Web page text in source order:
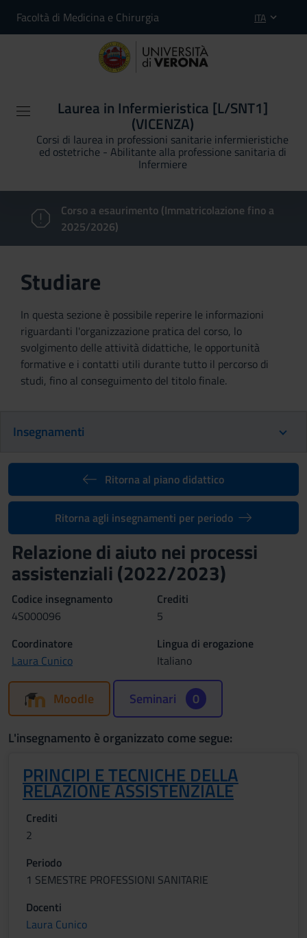
Facoltà di Medicina e Chirurgia ITA
Laurea in Infermieristica [L/SNT1]
(VICENZA)
Corsi di laurea in professioni sanitarie infermieristiche
ed ostetriche - Abilitante alla professione sanitaria di
Infermiere
Corso a esaurimento (Immatricolazione fino a
2025/2026)
Studiare
In questa sezione è possibile reperire le informazioni
riguardanti l'organizzazione pratica del corso, lo
svolgimento delle attività didattiche, le opportunità
formative e i contatti utili durante tutto il percorso di
studi, fino al conseguimento del titolo finale.
Insegnamenti
Ritorna al piano didattico
Ritorna agli insegnamenti per periodo
Relazione di aiuto nei processi
assistenziali (2022/2023)
Codice insegnamento
4S000096
Crediti
5
Coordinatore
Laura Cunico
Lingua di erogazione
Italiano
Moodle Seminari 0
L'insegnamento è organizzato come segue:
PRINCIPI E TECNICHE DELLA
RELAZIONE ASSISTENZIALE
Crediti
2
Periodo
1 SEMESTRE PROFESSIONI SANITARIE
Docenti
Laura Cunico